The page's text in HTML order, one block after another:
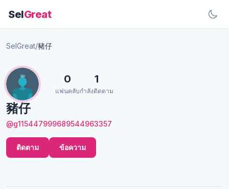
SelGreat
SelGreat/豬仔
豬仔
@g115447999689544963357
0
แฟนคลับ
1
กำลังติดตาม
ติดตาม ข้อความ